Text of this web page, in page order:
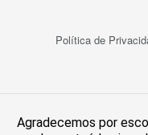
Política de
Agradecemos por